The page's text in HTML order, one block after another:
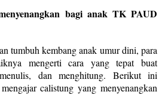
bagi anak TK PAUD
tumbuh kembang anak umur dini, para
mengerti cara yang tepat buat
dan menghitung. Berikut ini
calistung yang menyenangkan